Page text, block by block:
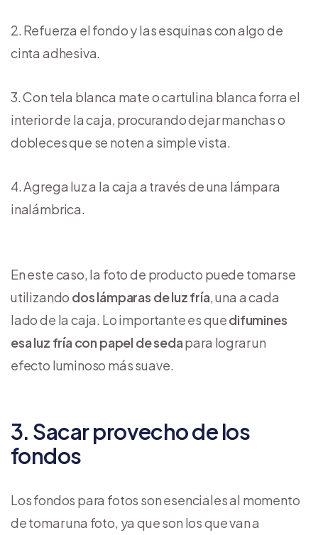
Refuerza el fondo y las esquinas con algo de
cinta adhesiva.
Con tela blanca mate o cartulina blanca forra el
interior de la caja, procurando dejar manchas o
dobleces que se noten a simple vista.
Agrega luz a la caja a través de una lámpara
inalámbrica.
En este caso, la foto de producto puede tomarse
utilizando dos lámparas de luz fría, una a cada
lado de la caja. Lo importante es quedifumines
esa luz fría con papel de sedapara lograr un
efecto luminoso más suave.
3. Sacar provecho de los
fondos
Los fondos para fotos son esenciales al momento
de tomar una foto, ya que son los que van a